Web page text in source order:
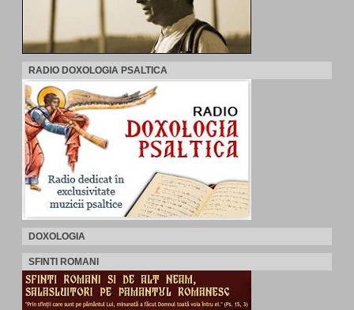
RADIO DOXOLOGIA PSALTICA
DOXOLOGIA
SFINTI ROMANI